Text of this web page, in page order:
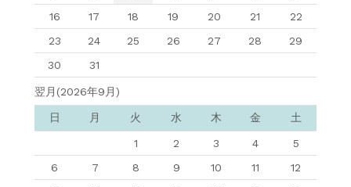
16
17 18 19 20 21
22
23
24 25 26 27 28
29
30
31
翌月(2026年9月)
日 月 火 水 木 金 土
1 2 3 4
5
6
7 8 9 10 11
12